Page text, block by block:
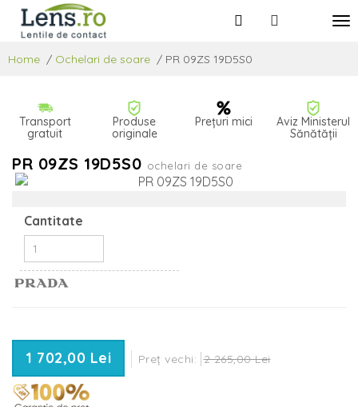
Home / Ochelari de soare / PR 09ZS 19D5S0
Transport
gratuit
Produse
originale
Prețuri mici
Aviz Ministerul
Sănătății
PR 09ZS 19D5S0 ochelari de soare
Cantitate
1 702,00 Lei Preț vechi: 2 265,00 Lei